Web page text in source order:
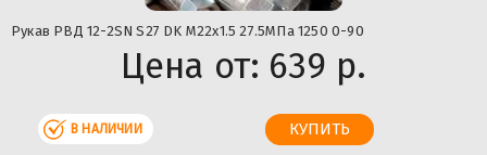
Рукав РВД 12-2SN S27 DK М22х1.5 27.5МПа 1250 0-90
Цена от: 639 р.
В НАЛИЧИИ